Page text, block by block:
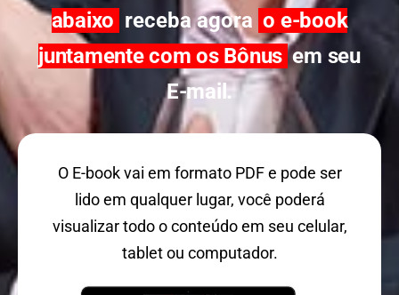
abaixo receba agora o e-book
juntamente com os Bônus em seu
E-mail.
O E-book vai em formato PDF e pode ser
lido em qualquer lugar, você poderá
visualizar todo o conteúdo em seu celular,
tablet ou computador.